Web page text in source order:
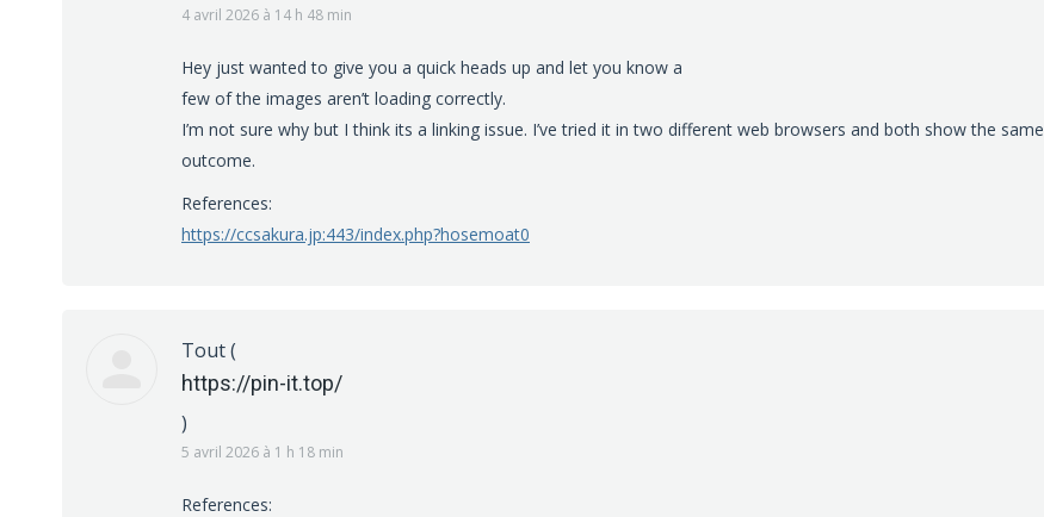
4 avril 2026 à 14 h 48 min
Hey just wanted to give you a quick heads up and let you know a
few of the images aren’t loading correctly.
I’m not sure why but I think its a linking issue. I’ve tried it in two different web browsers and both show the same
outcome.
References:
https://ccsakura.jp:443/index.php?hosemoat0
Tout(
https://pin-it.top/
)
5 avril 2026 à 1 h 18 min
References: